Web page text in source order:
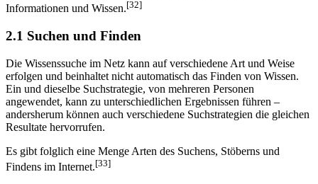
Informationen und Wissen.[32]
2.1 Suchen und Finden
Die Wissenssuche im Netz kann auf verschiedene Art und Weise
erfolgen und beinhaltet nicht automatisch das Finden von Wissen.
Ein und dieselbe Suchstrategie, von mehreren Personen
angewendet, kann zu unterschiedlichen Ergebnissen führen –
andersherum können auch verschiedene Suchstrategien die gleichen
Resultate hervorrufen.
Es gibt folglich eine Menge Arten des Suchens, Stöberns und
Findens im Internet.[33]